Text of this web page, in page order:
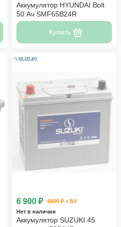
Аккумулятор HYUNDAI Bolt
50 Ач SMF65B24R
Купить
6 900 ₽
6600 ₽ + БУ
Нет в наличии
Аккумулятор SUZUKI 45